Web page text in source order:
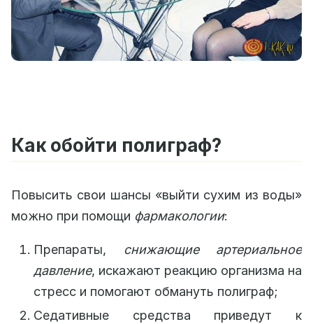
Как обойти полиграф?
Повысить свои шансы «выйти сухим из воды»
можно при помощи фармакологии:
Препараты,
снижающие артериальное
давление, искажают реакцию организма на
стресс и помогают обмануть полиграф;
Седативные средства приведут к